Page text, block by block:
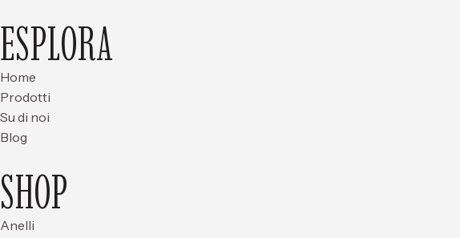
ESPLORA
Home
Prodotti
Su di noi
Blog
SHOP
Anelli